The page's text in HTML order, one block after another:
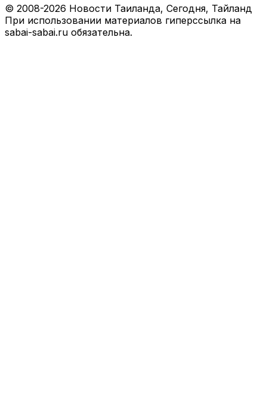
© 2008-2026 Новости Таиланда, Сегодня, Тайланд
При использовании материалов гиперссылка на
sabai-sabai.ru обязательна.